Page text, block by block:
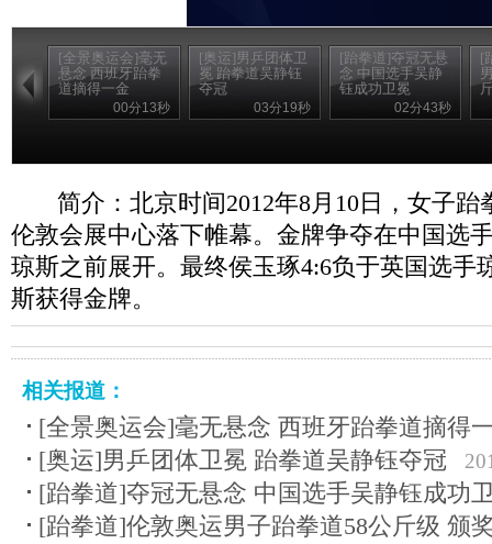
[全景奥运会]毫无
悬念 西班牙跆拳
道摘得一金
00分13秒
[奥运]男乒团体卫
冕 跆拳道吴静钰
夺冠
03分19秒
[跆拳道]夺冠无悬
念 中国选手吴静
钰成功卫冕
02分43秒
[
简介：北京时间2012年8月10日，女子跆
伦敦会展中心落下帷幕。金牌争夺在中国选
琼斯之前展开。最终侯玉琢4:6负于英国选手
斯获得金牌。
相关报道：
[全景奥运会]毫无悬念 西班牙跆拳道摘得
[奥运]男乒团体卫冕 跆拳道吴静钰夺冠
[跆拳道]夺冠无悬念 中国选手吴静钰成功
[跆拳道]伦敦奥运男子跆拳道58公斤级 颁